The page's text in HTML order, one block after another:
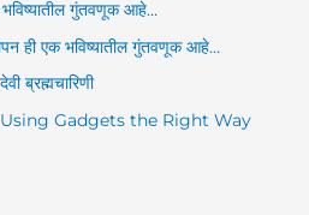
गुंतवणूक आहे…
ही एक भविष्यातील गुंतवणूक आहे…
देवी ब्रह्मचारिणी
Using Gadgets the Right Way